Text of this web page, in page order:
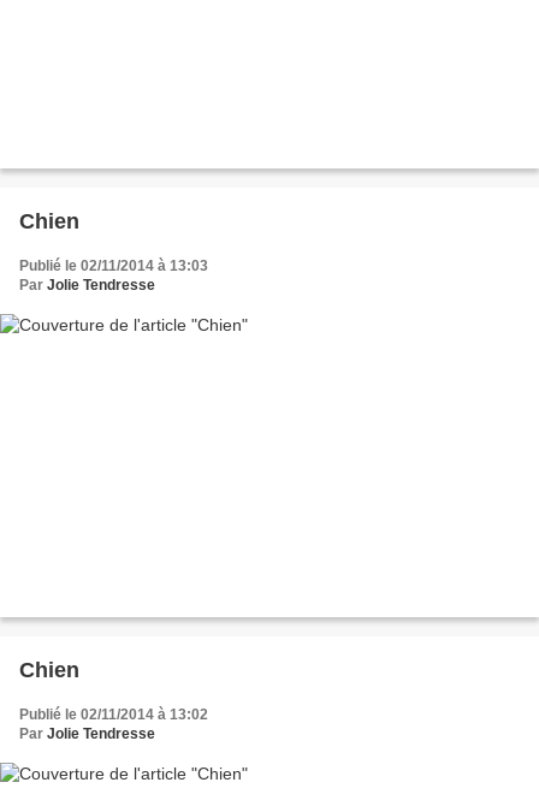
Chien
Publié le 02/11/2014 à 13:03
Par Jolie Tendresse
Chien
Publié le 02/11/2014 à 13:02
Par Jolie Tendresse